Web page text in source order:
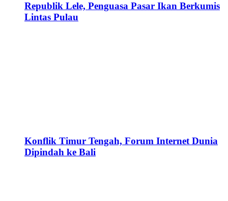
Republik Lele, Penguasa Pasar Ikan Berkumis
Lintas Pulau
Konflik Timur Tengah, Forum Internet Dunia
Dipindah ke Bali